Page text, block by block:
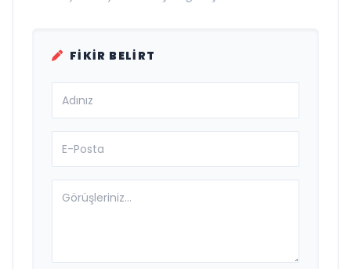
FIKIR BELIRT